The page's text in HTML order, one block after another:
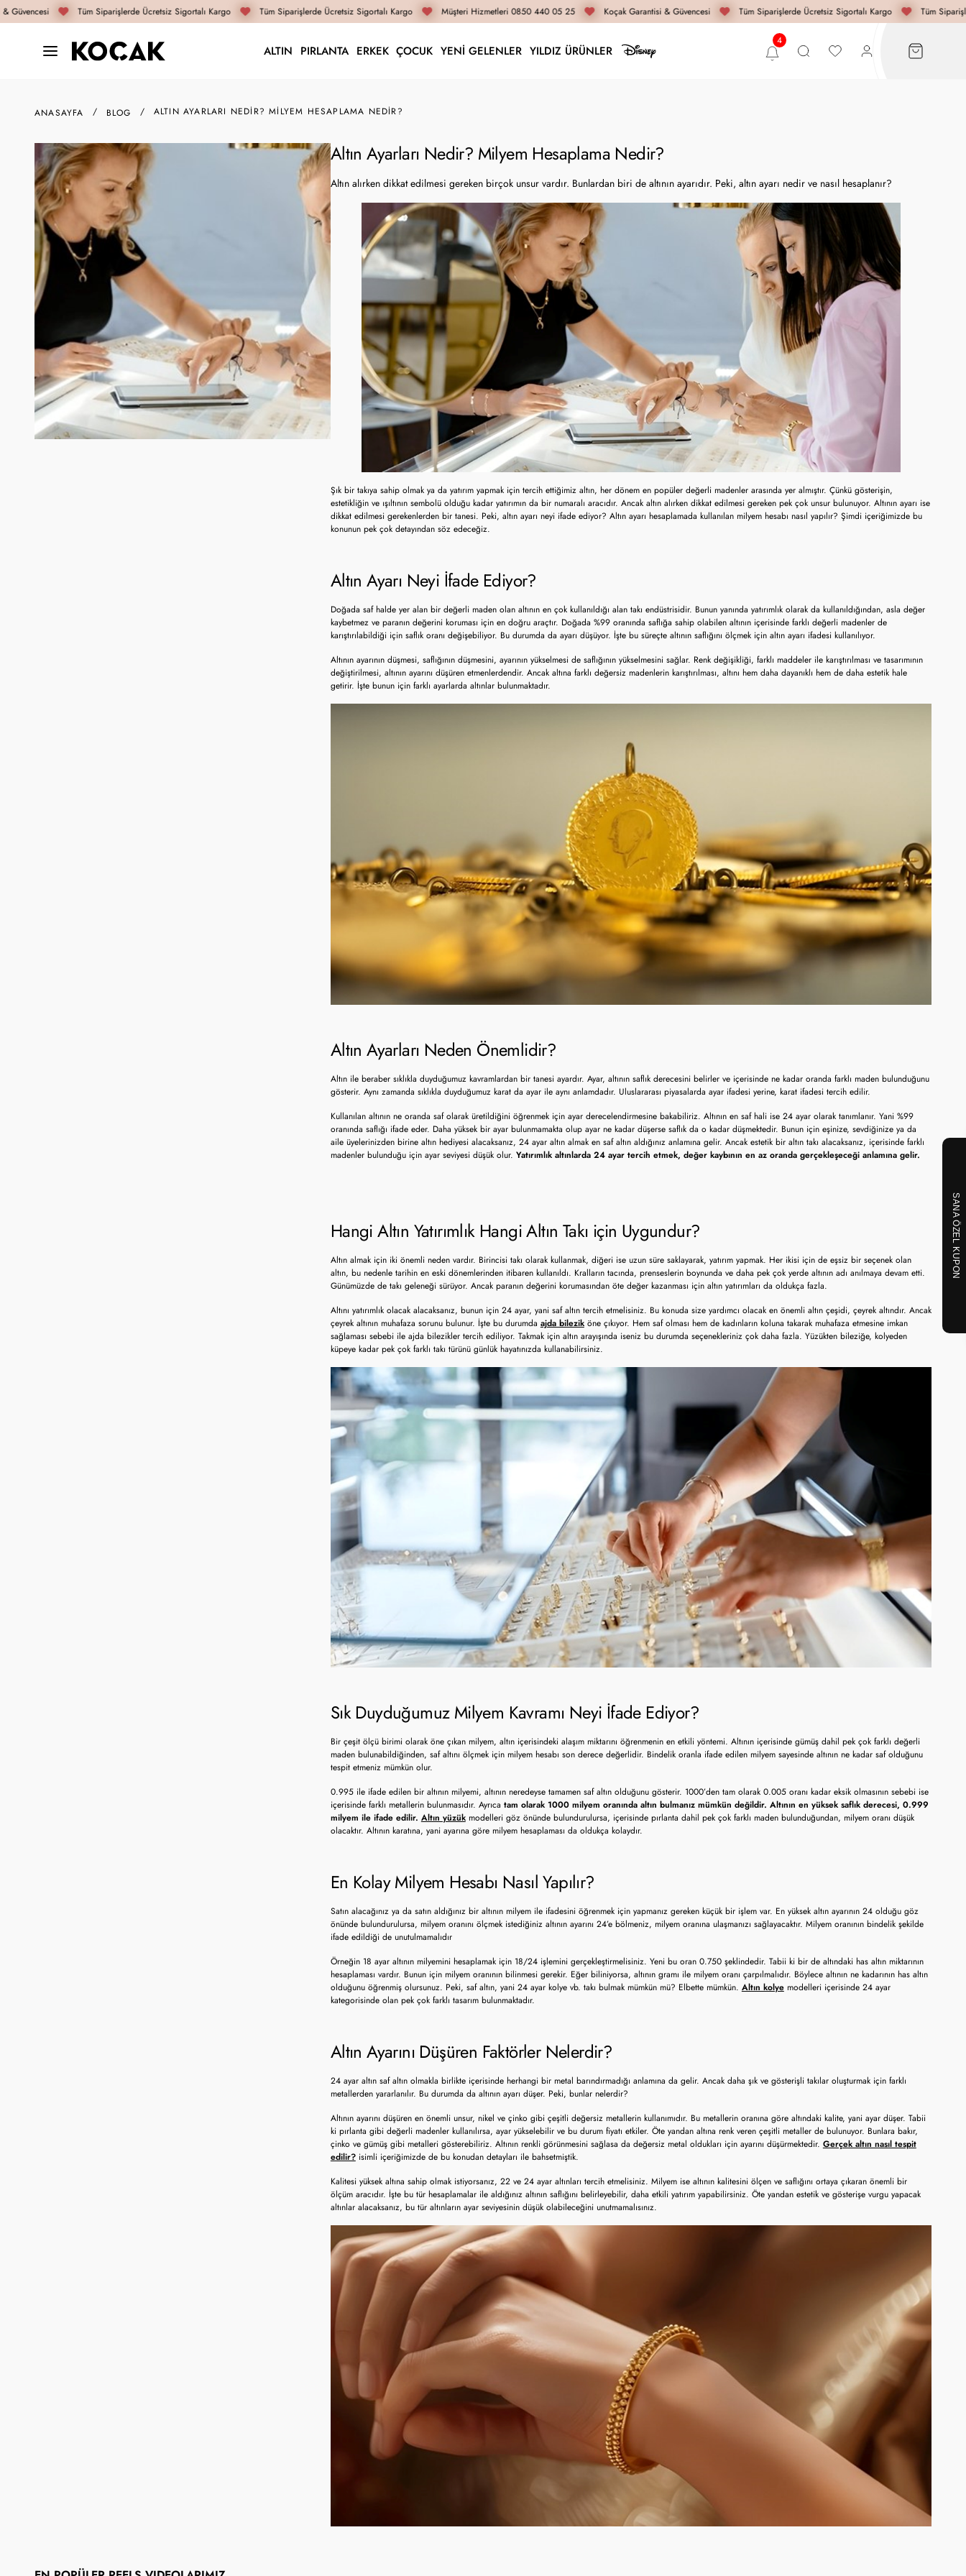
Tüm Siparişlerde Ücretsiz Sigortalı Kargo Tüm Siparişlerde Ücretsiz Sigortalı Kargo Müşteri Hizmetleri 0850 440 05 25 Koçak Garantisi & Güvencesi Tüm Siparişlerde Ücretsiz Sigortalı Kargo Tüm
ALTIN PIRLANTA ERKEK ÇOCUK YENİ GELENLER YILDIZ ÜRÜNLER
ANASAYFA BLOG ALTIN AYARLARI NEDIR? MILYEM HESAPLAMA NEDIR?
Altın Ayarları Nedir? Milyem Hesaplama Nedir?
Altın alırken dikkat edilmesi gereken birçok unsur vardır. Bunlardan biri de altının ayarıdır. Peki, altın ayarı nedir ve nasıl hesaplanır?
Şık bir takıya sahip olmak ya da yatırım yapmak için tercih ettiğimiz altın, her dönem en popüler değerli madenler arasında yer almıştır. Çünkü gösterişin,
estetikliğin ve ışıltının sembolü olduğu kadar yatırımın da bir numaralı aracıdır. Ancak altın alırken dikkat edilmesi gereken pek çok unsur bulunuyor. Altının ayarı ise
dikkat edilmesi gerekenlerden bir tanesi. Peki, altın ayarı neyi ifade ediyor? Altın ayarı hesaplamada kullanılan milyem hesabı nasıl yapılır? Şimdi içeriğimizde bu
konunun pek çok detayından söz edeceğiz.
Altın Ayarı Neyi İfade Ediyor?
Doğada saf halde yer alan bir değerli maden olan altının en çok kullanıldığı alan takı endüstrisidir. Bunun yanında yatırımlık olarak da kullanıldığından, asla değer
kaybetmez ve paranın değerini koruması için en doğru araçtır. Doğada %99 oranında saflığa sahip olabilen altının içerisinde farklı değerli madenler de
karıştırılabildiği için saflık oranı değişebiliyor. Bu durumda da ayarı düşüyor. İşte bu süreçte altının saflığını ölçmek için altın ayarı ifadesi kullanılıyor.
Altının ayarının düşmesi, saflığının düşmesini, ayarının yükselmesi de saflığının yükselmesini sağlar. Renk değişikliği, farklı maddeler ile karıştırılması ve tasarımının
değiştirilmesi, altının ayarını düşüren etmenlerdendir. Ancak altına farklı değersiz madenlerin karıştırılması, altını hem daha dayanıklı hem de daha estetik hale
getirir. İşte bunun için farklı ayarlarda altınlar bulunmaktadır.
Altın Ayarları Neden Önemlidir?
Altın ile beraber sıklıkla duyduğumuz kavramlardan bir tanesi ayardır. Ayar, altının saflık derecesini belirler ve içerisinde ne kadar oranda farklı maden bulunduğunu
gösterir. Aynı zamanda sıklıkla duyduğumuz karat da ayar ile aynı anlamdadır. Uluslararası piyasalarda ayar ifadesi yerine, karat ifadesi tercih edilir.
Kullanılan altının ne oranda saf olarak üretildiğini öğrenmek için ayar derecelendirmesine bakabiliriz. Altının en saf hali ise 24 ayar olarak tanımlanır. Yani %99
oranında saflığı ifade eder. Daha yüksek bir ayar bulunmamakta olup ayar ne kadar düşerse saflık da o kadar düşmektedir. Bunun için eşinize, sevdiğinize ya da
aile üyelerinizden birine altın hediyesi alacaksanız, 24 ayar altın almak en saf altın aldığınız anlamına gelir. Ancak estetik bir altın takı alacaksanız, içerisinde farklı
madenler bulunduğu için ayar seviyesi düşük olur. Yatırımlık altınlarda 24 ayar tercih etmek, değer kaybının en az oranda gerçekleşeceği anlamına gelir.
Hangi Altın Yatırımlık Hangi Altın Takı için Uygundur?
Altın almak için iki önemli neden vardır. Birincisi takı olarak kullanmak, diğeri ise uzun süre saklayarak, yatırım yapmak. Her ikisi için de eşsiz bir seçenek olan
altın, bu nedenle tarihin en eski dönemlerinden itibaren kullanıldı. Kralların tacında, prenseslerin boynunda ve daha pek çok yerde altının adı anılmaya devam etti.
Günümüzde de takı geleneği sürüyor. Ancak paranın değerini korumasından öte değer kazanması için altın yatırımları da oldukça fazla.
Altını yatırımlık olacak alacaksanız, bunun için 24 ayar, yani saf altın tercih etmelisiniz. Bu konuda size yardımcı olacak en önemli altın çeşidi, çeyrek altındır. Ancak
çeyrek altının muhafaza sorunu bulunur. İşte bu durumda ajda bileziköne çıkıyor. Hem saf olması hem de kadınların koluna takarak muhafaza etmesine imkan
sağlaması sebebi ile ajda bilezikler tercih ediliyor. Takmak için altın arayışında iseniz bu durumda seçenekleriniz çok daha fazla. Yüzükten bileziğe, kolyeden
küpeye kadar pek çok farklı takı türünü günlük hayatınızda kullanabilirsiniz.
Sık Duyduğumuz Milyem Kavramı Neyi İfade Ediyor?
Bir çeşit ölçü birimi olarak öne çıkan milyem, altın içerisindeki alaşım miktarını öğrenmenin en etkili yöntemi. Altının içerisinde gümüş dahil pek çok farklı değerli
maden bulunabildiğinden, saf altını ölçmek için milyem hesabı son derece değerlidir. Bindelik oranla ifade edilen milyem sayesinde altının ne kadar saf olduğunu
tespit etmeniz mümkün olur.
0.995 ile ifade edilen bir altının milyemi, altının neredeyse tamamen saf altın olduğunu gösterir. 1000’den tam olarak 0.005 oranı kadar eksik olmasının sebebi ise
içerisinde farklı metallerin bulunmasıdır. Ayrıca tam olarak 1000 milyem oranında altın bulmanız mümkün değildir. Altının en yüksek saflık derecesi, 0.999
milyem ile ifade edilir. Altın yüzükmodelleri göz önünde bulundurulursa, içerisinde pırlanta dahil pek çok farklı maden bulunduğundan, milyem oranı düşük
olacaktır. Altının karatına, yani ayarına göre milyem hesaplaması da oldukça kolaydır.
En Kolay Milyem Hesabı Nasıl Yapılır?
Satın alacağınız ya da satın aldığınız bir altının milyem ile ifadesini öğrenmek için yapmanız gereken küçük bir işlem var. En yüksek altın ayarının 24 olduğu göz
önünde bulundurulursa, milyem oranını ölçmek istediğiniz altının ayarını 24’e bölmeniz, milyem oranına ulaşmanızı sağlayacaktır. Milyem oranının bindelik şekilde
ifade edildiği de unutulmamalıdır
Örneğin 18 ayar altının milyemini hesaplamak için 18/24 işlemini gerçekleştirmelisiniz. Yeni bu oran 0.750 şeklindedir. Tabii ki bir de altındaki has altın miktarının
hesaplaması vardır. Bunun için milyem oranının bilinmesi gerekir. Eğer biliniyorsa, altının gramı ile milyem oranı çarpılmalıdır. Böylece altının ne kadarının has altın
olduğunu öğrenmiş olursunuz. Peki, saf altın, yani 24 ayar kolye vb. takı bulmak mümkün mü? Elbette mümkün. Altın kolyemodelleri içerisinde 24 ayar
kategorisinde olan pek çok farklı tasarım bulunmaktadır.
Altın Ayarını Düşüren Faktörler Nelerdir?
24 ayar altın saf altın olmakla birlikte içerisinde herhangi bir metal barındırmadığı anlamına da gelir. Ancak daha şık ve gösterişli takılar oluşturmak için farklı
metallerden yararlanılır. Bu durumda da altının ayarı düşer. Peki, bunlar nelerdir?
Altının ayarını düşüren en önemli unsur, nikel ve çinko gibi çeşitli değersiz metallerin kullanımıdır. Bu metallerin oranına göre altındaki kalite, yani ayar düşer. Tabii
ki pırlanta gibi değerli madenler kullanılırsa, ayar yükselebilir ve bu durum fiyatı etkiler. Öte yandan altına renk veren çeşitli metaller de bulunuyor. Bunlara bakır,
çinko ve gümüş gibi metalleri gösterebiliriz. Altının renkli görünmesini sağlasa da değersiz metal oldukları için ayarını düşürmektedir. Gerçek altın nasıl tespit
edilir?isimli içeriğimizde de bu konudan detayları ile bahsetmiştik.
Kalitesi yüksek altına sahip olmak istiyorsanız, 22 ve 24 ayar altınları tercih etmelisiniz. Milyem ise altının kalitesini ölçen ve saflığını ortaya çıkaran önemli bir
ölçüm aracıdır. İşte bu tür hesaplamalar ile aldığınız altının saflığını belirleyebilir, daha etkili yatırım yapabilirsiniz. Öte yandan estetik ve gösterişe vurgu yapacak
altınlar alacaksanız, bu tür altınların ayar seviyesinin düşük olabileceğini unutmamalısınız.
SANA ÖZEL KUPON